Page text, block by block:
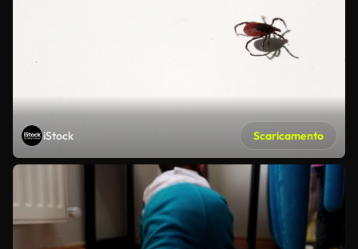
iStock Scaricamento